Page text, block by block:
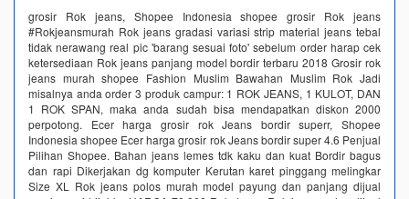
grosir Rok jeans, Shopee Indonesia shopee grosir Rok jeans
#Rokjeansmurah Rok jeans gradasi variasi strip material jeans tebal
tidak nerawang real pic 'barang sesuai foto' sebelum order harap cek
ketersediaan Rok jeans panjang model bordir terbaru 2018 Grosir rok
jeans murah shopee Fashion Muslim Bawahan Muslim Rok Jadi
misalnya anda order 3 produk campur: 1 ROK JEANS, 1 KULOT, DAN
1 ROK SPAN, maka anda sudah bisa mendapatkan diskon 2000
perpotong. Ecer harga grosir rok Jeans bordir superr, Shopee
Indonesia shopee Ecer harga grosir rok Jeans bordir super 4.6 Penjual
Pilihan Shopee. Bahan jeans lemes tdk kaku dan kuat Bordir bagus
dan rapi Dikerjakan dg komputer Kerutan karet pinggang melingkar
Size XL Rok jeans polos murah model payung dan panjang dijual